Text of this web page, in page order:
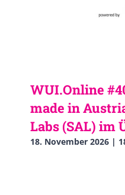
WUI.Online
made in
Labs (SAL) im
18. November 2026 |